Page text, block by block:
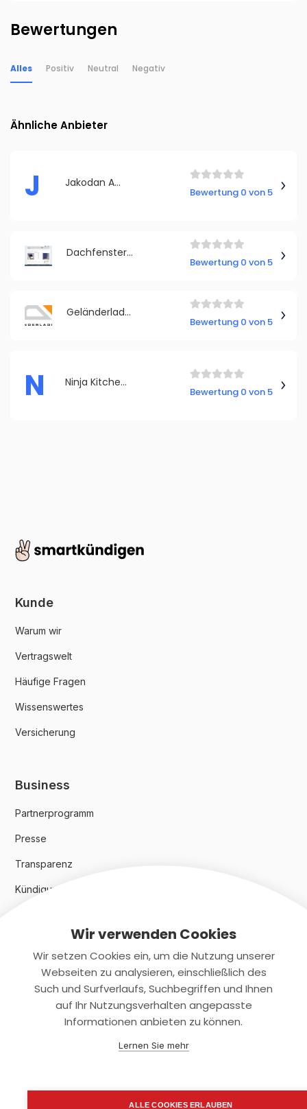
Bewertungen
Alles Positiv Neutral Negativ
Ähnliche Anbieter
J Jakodan A-S
Bewertung 0 von 5
Dachfenster Rollo
Bewertung 0 von 5
Geländerladen.de
Bewertung 0 von 5
N Ninja Kitchen DE
Bewertung 0 von 5
Kunde
Warum wir
Vertragswelt
Häufige Fragen
Wissenswertes
Versicherung
Business
Partnerprogramm
Presse
Transparenz
Kündigungsindex 2024
Rechtliches
Datenschutz
Wir verwenden Cookies
Wir setzen Cookies ein, um die Nutzung unserer
Webseiten zu analysieren, einschließlich des
Such und Surfverlaufs, Suchbegriffen und Ihnen
auf Ihr Nutzungsverhalten angepasste
Informationen anbieten zu können.
Lernen Sie mehr
ALLE COOKIES ERLAUBEN